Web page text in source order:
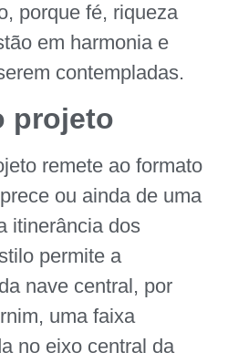
porque fé, riqueza
em harmonia e
contempladas.
projeto
remete ao formato
ou ainda de uma
itinerância dos
permite a
nave central, por
uma faixa
no eixo central da